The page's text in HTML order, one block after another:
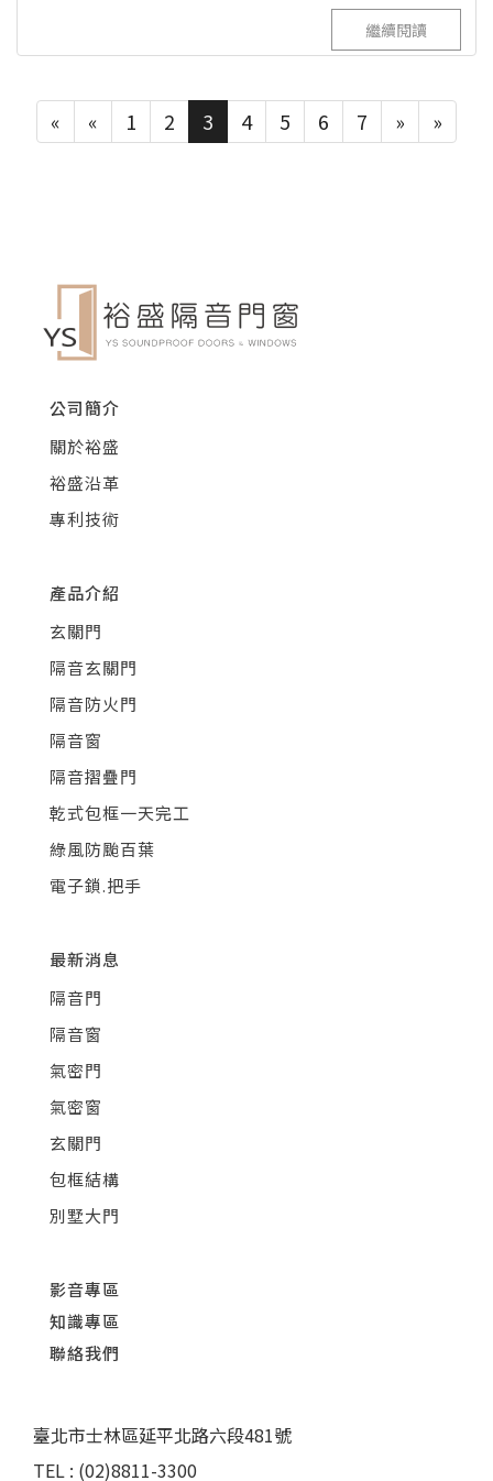
繼續閱讀
« « 1 2 3 4 5 6 7 » »
公司簡介
關於裕盛
裕盛沿革
專利技術
產品介紹
玄關門
隔音玄關門
隔音防火門
隔音窗
隔音摺疊門
乾式包框一天完工
綠風防颱百葉
電子鎖.把手
最新消息
隔音門
隔音窗
氣密門
氣密窗
玄關門
包框結構
別墅大門
影音專區
知識專區
聯絡我們
臺北市士林區延平北路六段481號
TEL : (02)8811-3300